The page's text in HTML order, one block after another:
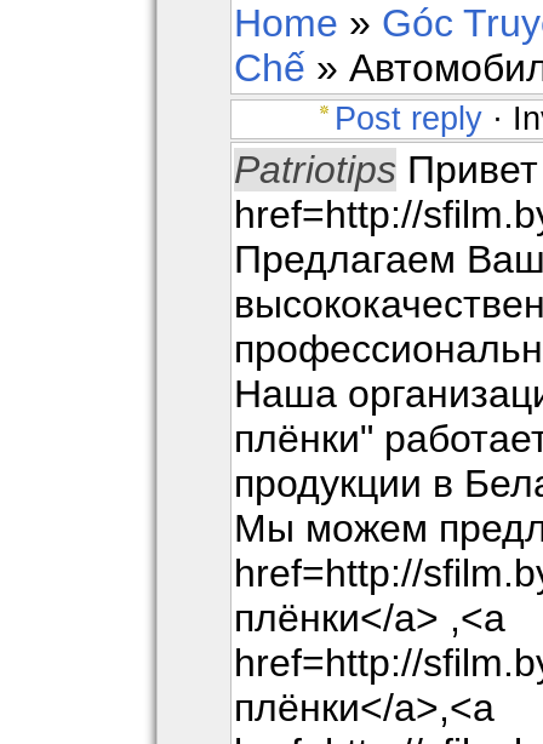
Home » Góc
Chế »
Post reply ·
Patriotips
href=http://
Предлагаем
Наша
плёнки"
продукции в
Мы можем
href=http://
плёнки</a> ,<a
href=http://
плёнки</a>,<a